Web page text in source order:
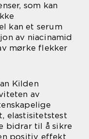
som kan
kan et serum
av niacinamid
mørke flekker
Kilden
av
elastisitetstest
bidrar til å sikre
positiv effekt